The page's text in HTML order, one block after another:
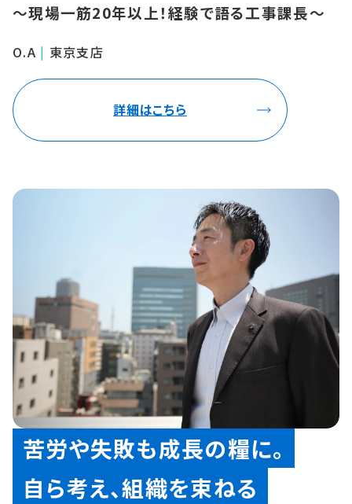
〜現場一筋20年以上！経験で語る工事課長〜
O.A | 東京支店
詳細はこちら
苦労や失敗も成長の糧に。
自ら考え、組織を束ねる